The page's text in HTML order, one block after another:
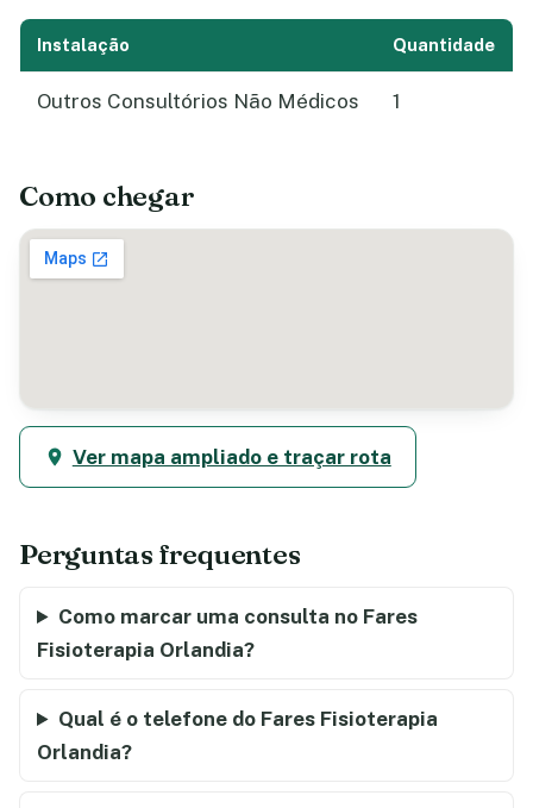
Instalação Quantidade
Outros Consultórios Não Médicos 1
Como chegar
Ver mapa ampliado e traçar rota
Perguntas frequentes
Como marcar uma consulta no Fares
Fisioterapia Orlandia?
Qual é o telefone do Fares Fisioterapia
Orlandia?